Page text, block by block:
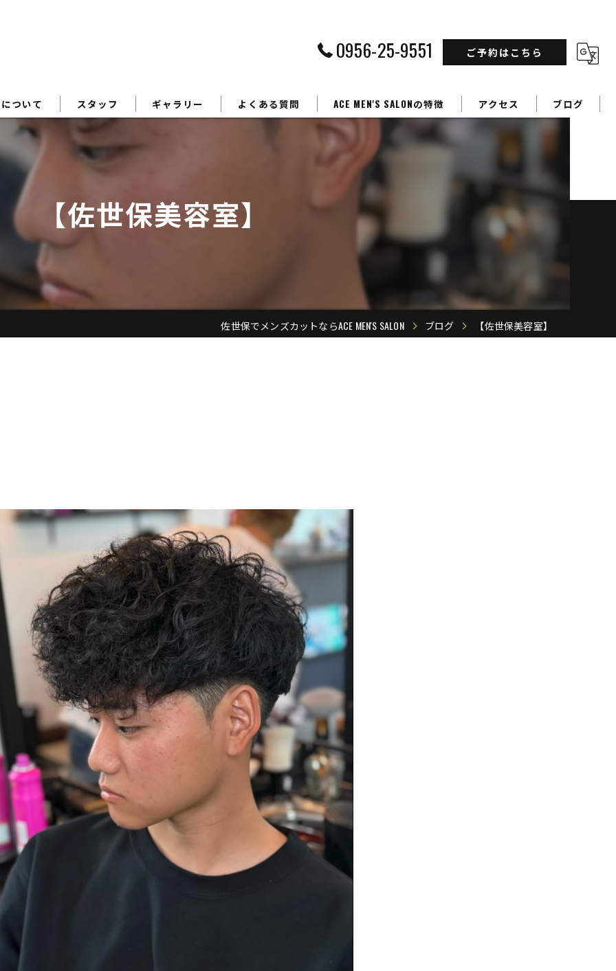
0956-25-9551 ご予約はこちら
ついて スタッフ ギャラリー よくある質問 ACE MEN'S SALONの特徴
フェードカット
カラー
パーマ
ビジネスマン
アクセス ブログ
【佐世保美容室】
佐世保でメンズカットならACE MEN'S SALON ブログ 【佐世保美容室】